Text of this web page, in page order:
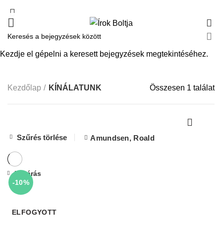
KÍNÁLATUNK
Kezdőlap KÍNÁLATUNK Összesen 1 találat
Szűrés törlése Amundsen, Roald
-10%
ELFOGYOTT
Bezárás
Kezdje el gépelni a keresett bejegyzések megtekintéséhez.